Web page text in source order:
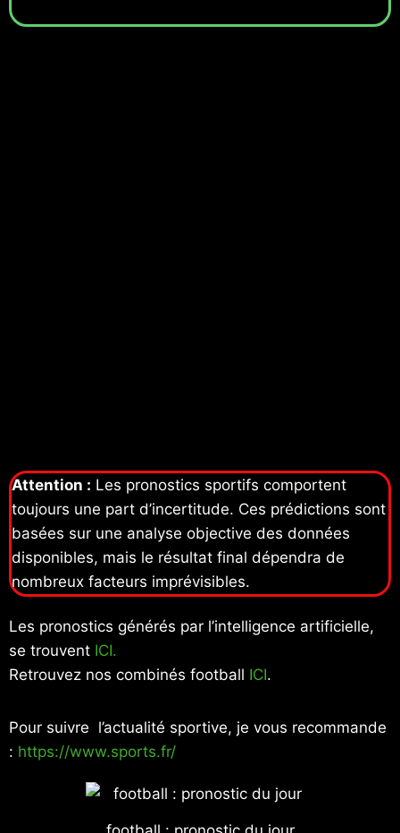
Attention : Les pronostics sportifs comportent
toujours une part d’incertitude. Ces prédictions sont
basées sur une analyse objective des données
disponibles, mais le résultat final dépendra de
nombreux facteurs imprévisibles.
Les pronostics générés par l’intelligence artificielle,
se trouvent ICI.
Retrouvez nos combinés football ICI.
Pour suivre l’actualité sportive, je vous recommande
: https://www.sports.fr/